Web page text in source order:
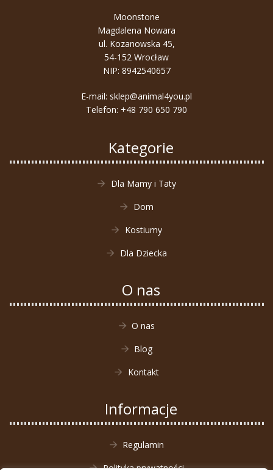
Moonstone
Magdalena Nowara
ul. Kozanowska 45,
54-152 Wrocław
NIP: 8942540657
E-mail: sklep@animal4you.pl
Telefon: +48 790 650 790
Kategorie
Dla Mamy i Taty
Dom
Kostiumy
Dla Dziecka
O nas
O nas
Blog
Kontakt
Informacje
Regulamin